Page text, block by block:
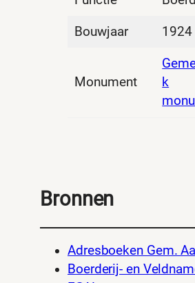
Bouwjaar 1924
Monument
k
Bronnen
Adresboeken Gem.
Boerderij- en